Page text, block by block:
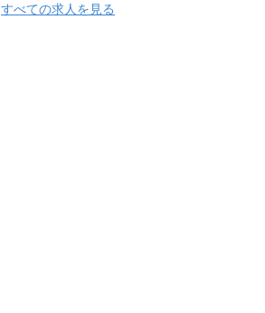
すべての求人を見る